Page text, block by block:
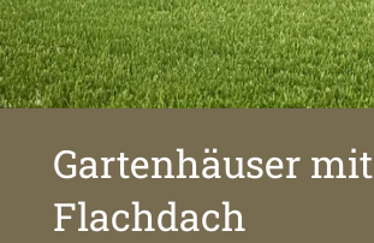
Gartenhäuser mit
Flachdach